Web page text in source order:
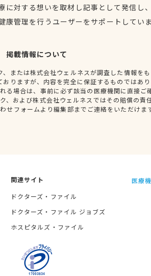
に対する想いを取材し記事として発信し
康管理を行うユーザーをサポートしてい
掲載情報について
または株式会社ウェルネスが調査した情報を
りますが、内容を完全に保証するものではあ
る場合は、事前に必ず該当の医療機関に直接ご
、および株式会社ウェルネスではその賠償の責
せフォームより編集部までご連絡をいただけま
関連サイト
ドクターズ・ファイル
ドクターズ・ファイル ジョブズ
ホスピタルズ・ファイル
医療